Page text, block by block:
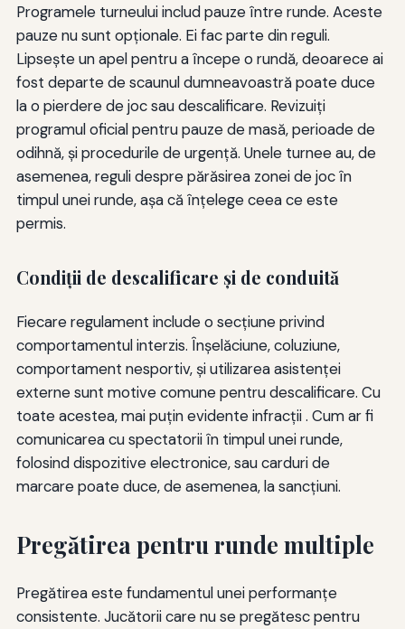
Programele turneului includ pauze între runde. Aceste
pauze nu sunt opţionale. Ei fac parte din reguli.
Lipseşte un apel pentru a începe o rundă, deoarece ai
fost departe de scaunul dumneavoastră poate duce
la o pierdere de joc sau descalificare. Revizuiţi
programul oficial pentru pauze de masă, perioade de
odihnă, şi procedurile de urgenţă. Unele turnee au, de
asemenea, reguli despre părăsirea zonei de joc în
timpul unei runde, aşa că înţelege ceea ce este
permis.
Condiții de descalificare și de conduită
Fiecare regulament include o secțiune privind
comportamentul interzis. Înșelăciune, coluziune,
comportament nesportiv, și utilizarea asistenței
externe sunt motive comune pentru descalificare. Cu
toate acestea, mai puțin evidente infracții . Cum ar fi
comunicarea cu spectatorii în timpul unei runde,
folosind dispozitive electronice, sau carduri de
marcare poate duce, de asemenea, la sancțiuni.
Pregătirea pentru runde multiple
Pregătirea este fundamentul unei performanţe
consistente. Jucătorii care nu se pregătesc pentru